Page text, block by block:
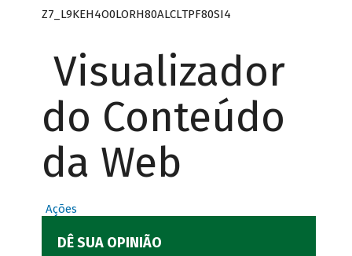
Z7_L9KEH4O0LORH80ALCLTPF80SI4
Visualizador
do Conteúdo
da Web
Ações
DÊ SUA OPINIÃO